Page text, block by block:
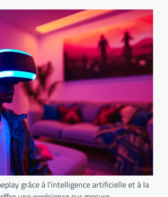
grâce à l’intelligence artificielle et à la